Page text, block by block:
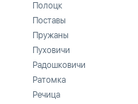
Полоцк
Поставы
Пружаны
Пуховичи
Радошковичи
Ратомка
Речица